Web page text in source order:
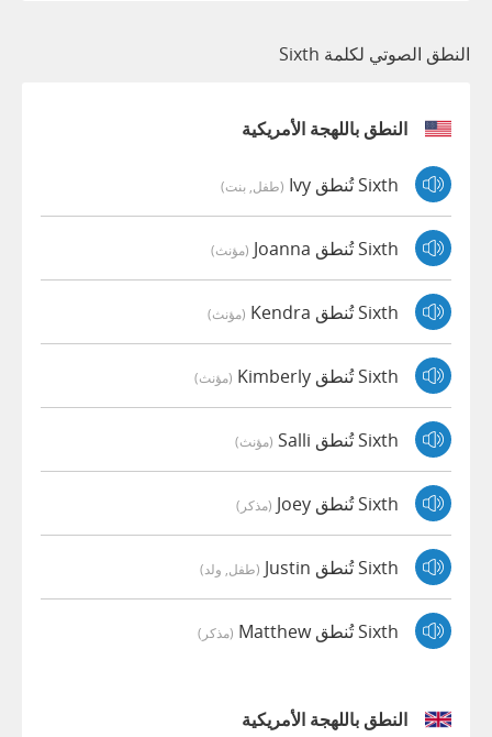
النطق الصوتي لكلمة Sixth
النطق باللهجة الأمريكية
Sixth تُنطق Ivy (طفل, بنت)
Sixth تُنطق Joanna (مؤنث)
Sixth تُنطق Kendra (مؤنث)
Sixth تُنطق Kimberly (مؤنث)
Sixth تُنطق Salli (مؤنث)
Sixth تُنطق Joey (مذكر)
Sixth تُنطق Justin (طفل, ولد)
Sixth تُنطق Matthew (مذكر)
النطق باللهجة الأمريكية